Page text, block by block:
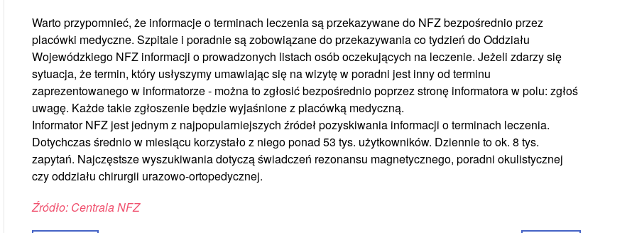
Warto przypomnieć, że informacje o terminach leczenia są przekazywane do NFZ bezpośrednio przez
placówki medyczne. Szpitale i poradnie są zobowiązane do przekazywania co tydzień do Oddziału
Wojewódzkiego NFZ informacji o prowadzonych listach osób oczekujących na leczenie. Jeżeli zdarzy się
sytuacja, że termin, który usłyszymy umawiając się na wizytę w poradni jest inny od terminu
zaprezentowanego w informatorze - można to zgłosić bezpośrednio poprzez stronę informatora w polu: zgłoś
uwagę. Każde takie zgłoszenie będzie wyjaśnione z placówką medyczną.
Informator NFZ jest jednym z najpopularniejszych źródeł pozyskiwania informacji o terminach leczenia.
Dotychczas średnio w miesiącu korzystało z niego ponad 53 tys. użytkowników. Dziennie to ok. 8 tys.
zapytań. Najczęstsze wyszukiwania dotyczą świadczeń rezonansu magnetycznego, poradni okulistycznej
czy oddziału chirurgii urazowo-ortopedycznej.
Źródło: Centrala NFZ